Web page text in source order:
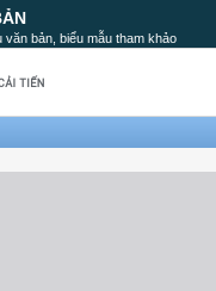
bản, biểu mẫu tham khảo